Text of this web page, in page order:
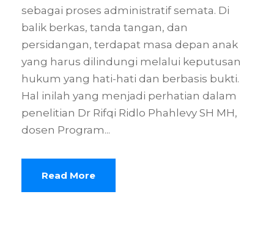
sebagai proses administratif semata. Di
balik berkas, tanda tangan, dan
persidangan, terdapat masa depan anak
yang harus dilindungi melalui keputusan
hukum yang hati-hati dan berbasis bukti.
Hal inilah yang menjadi perhatian dalam
penelitian Dr Rifqi Ridlo Phahlevy SH MH,
dosen Program...
Read More